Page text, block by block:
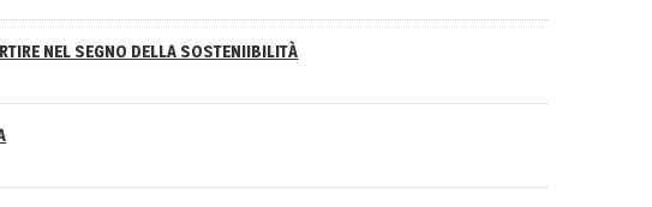
NEL SEGNO DELLA SOSTENIIBILITÀ